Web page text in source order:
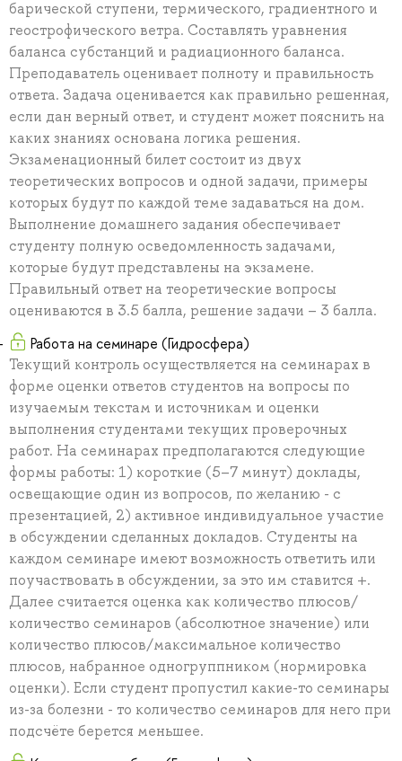
барической ступени, термического, градиентного и
геострофического ветра. Составлять уравнения
баланса субстанций и радиационного баланса.
Преподаватель оценивает полноту и правильность
ответа. Задача оценивается как правильно решенная,
если дан верный ответ, и студент может пояснить на
каких знаниях основана логика решения.
Экзаменационный билет состоит из двух
теоретических вопросов и одной задачи, примеры
которых будут по каждой теме задаваться на дом.
Выполнение домашнего задания обеспечивает
студенту полную осведомленность задачами,
которые будут представлены на экзамене.
Правильный ответ на теоретические вопросы
оцениваются в 3.5 балла, решение задачи – 3 балла.
Работа на семинаре (Гидросфера)
Текущий контроль осуществляется на семинарах в
форме оценки ответов студентов на вопросы по
изучаемым текстам и источникам и оценки
выполнения студентами текущих проверочных
работ. На семинарах предполагаются следующие
формы работы: 1) короткие (5–7 минут) доклады,
освещающие один из вопросов, по желанию - с
презентацией, 2) активное индивидуальное участие
в обсуждении сделанных докладов. Студенты на
каждом семинаре имеют возможность ответить или
поучаствовать в обсуждении, за это им ставится +.
Далее считается оценка как количество плюсов/
количество семинаров (абсолютное значение) или
количество плюсов/максимальное количество
плюсов, набранное одногруппником (нормировка
оценки). Если студент пропустил какие-то семинары
из-за болезни - то количество семинаров для него при
подсчёте берется меньшее.